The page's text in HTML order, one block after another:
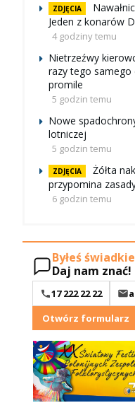
ZDJĘCIA
Jeden z konarów
4 godziny temu
Nietrzeźwy
razy tego samego
promile
5 godzin temu
Nowe
lotniczej
5 godzin temu
ZDJĘCIA
Żółta
przypomina
6 godzin temu
Byłeś
Daj nam znać!
17 222 22 22
Otwórz formularz